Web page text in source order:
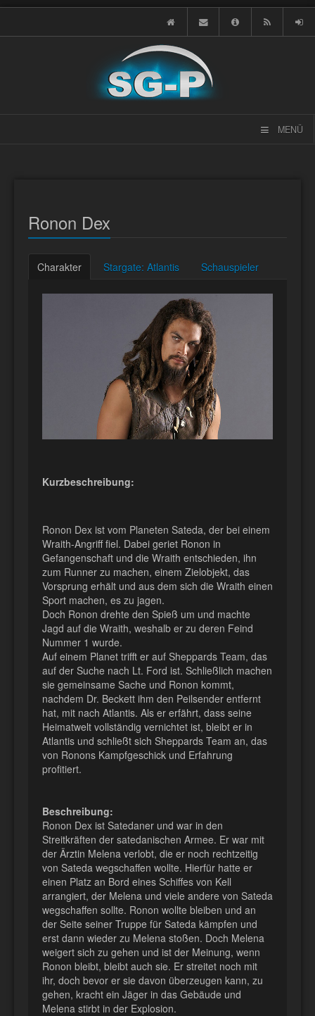
MENÜ
Ronon Dex
Charakter Stargate: Atlantis Schauspieler
Kurzbeschreibung:
Ronon Dex ist vom Planeten Sateda, der bei einem
Wraith-Angriff fiel. Dabei geriet Ronon in
Gefangenschaft und die Wraith entschieden, ihn
zum Runner zu machen, einem Zielobjekt, das
Vorsprung erhält und aus dem sich die Wraith einen
Sport machen, es zu jagen.
Doch Ronon drehte den Spieß um und machte
Jagd auf die Wraith, weshalb er zu deren Feind
Nummer 1 wurde.
Auf einem Planet trifft er auf Sheppards Team, das
auf der Suche nach Lt. Ford ist. Schließlich machen
sie gemeinsame Sache und Ronon kommt,
nachdem Dr. Beckett ihm den Peilsender entfernt
hat, mit nach Atlantis. Als er erfährt, dass seine
Heimatwelt vollständig vernichtet ist, bleibt er in
Atlantis und schließt sich Sheppards Team an, das
von Ronons Kampfgeschick und Erfahrung
profitiert.
Beschreibung:
Ronon Dex ist Satedaner und war in den
Streitkräften der satedanischen Armee. Er war mit
der Ärztin Melena verlobt, die er noch rechtzeitig
von Sateda wegschaffen wollte. Hierfür hatte er
einen Platz an Bord eines Schiffes von Kell
arrangiert, der Melena und viele andere von Sateda
wegschaffen sollte. Ronon wollte bleiben und an
der Seite seiner Truppe für Sateda kämpfen und
erst dann wieder zu Melena stoßen. Doch Melena
weigert sich zu gehen und ist der Meinung, wenn
Ronon bleibt, bleibt auch sie. Er streitet noch mit
ihr, doch bevor er sie davon überzeugen kann, zu
gehen, kracht ein Jäger in das Gebäude und
Melena stirbt in der Explosion.